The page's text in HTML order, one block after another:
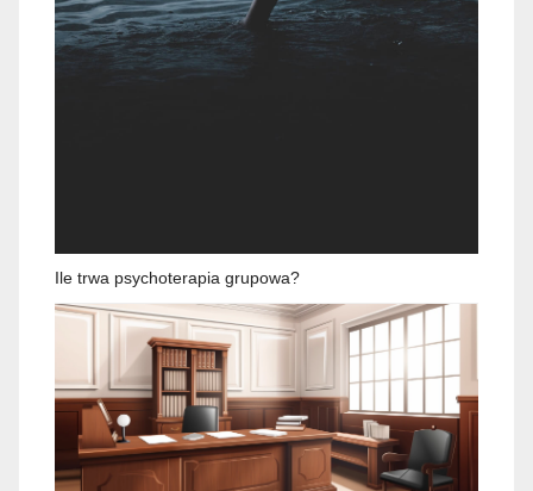
Ile trwa psychoterapia grupowa?